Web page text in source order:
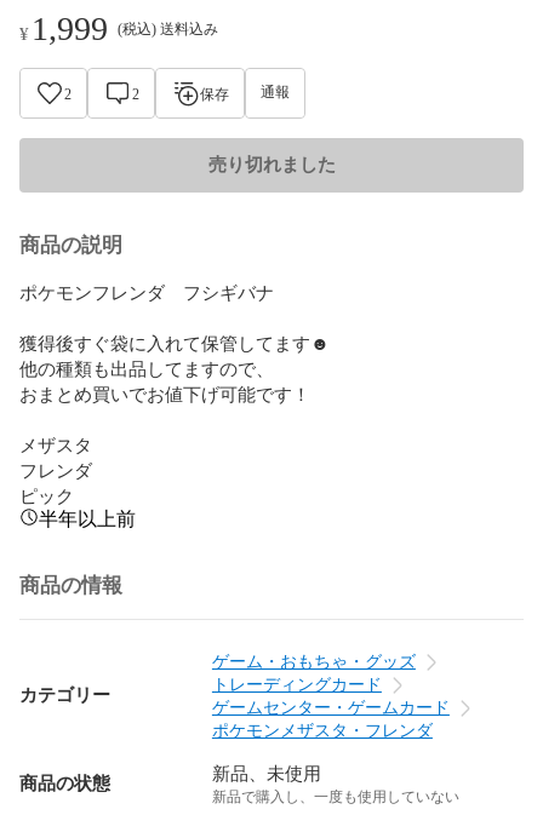
¥ 1,999 (税込) 送料込み
2 2 保存 通報
売り切れました
商品の説明
ポケモンフレンダ　フシギバナ
獲得後すぐ袋に入れて保管してます☻
他の種類も出品してますので、
おまとめ買いでお値下げ可能です！
メザスタ
フレンダ
ピック
半年以上前
商品の情報
カテゴリー
ゲーム・おもちゃ・グッズ
トレーディングカード
ゲームセンター・ゲームカード
ポケモンメザスタ・フレンダ
商品の状態 新品、未使用
新品で購入し、一度も使用していない